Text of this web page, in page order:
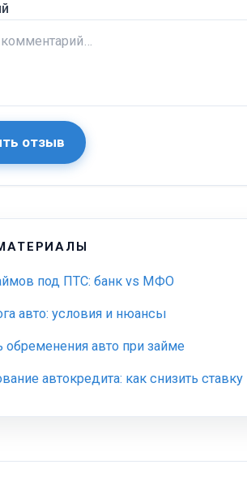
отзыв
под ПТС: банк vs МФО
авто: условия и нюансы
обременения авто при займе
автокредита: как снизить ставку